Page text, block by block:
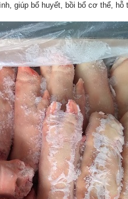
giúp bổ huyết, bồi bổ cơ thể,